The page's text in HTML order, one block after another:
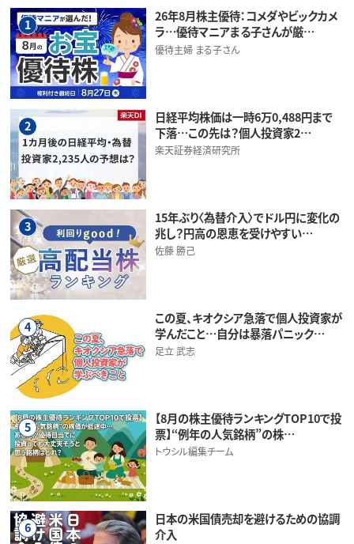
1
26年8月株主優待：コメダやビックカメ
ラ…優待マニアまる子さんが厳…
優待主婦 まる子さん
2
日経平均株価は一時6万0,488円まで
下落…この先は？個人投資家2…
楽天証券経済研究所
3
15年ぶり〈為替介入〉でドル円に変化の
兆し？円高の恩恵を受けやすい…
佐藤 勝己
4
この夏、キオクシア急落で個人投資家が
学んだこと…自分は暴落パニック…
足立 武志
5
【8月の株主優待ランキングTOP10で投
票】“例年の人気銘柄”の株…
トウシル編集チーム
6
日本の米国債売却を避けるための協調
介入